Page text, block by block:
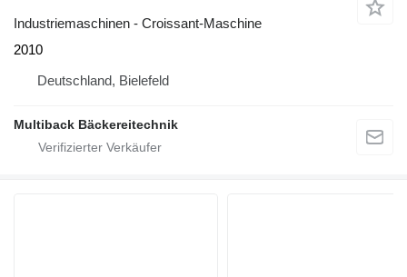
Industriemaschinen - Croissant-Maschine
2010
Deutschland, Bielefeld
Multiback Bäckereitechnik